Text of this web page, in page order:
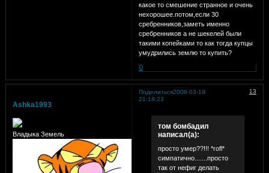
какое то смешение странное и очень
нехорошее.потом,если 30
сребренников,заметь именно
сребренников а не шекелей были
такими копейками то как тогда купцы
умудрились землю то купить?
0
Поделиться 13
2008-03-19
21:18:23
Ashka1993
Владыка Земель
том бомбадил
написал(а):
просто умер??!!! *rofl*
симпатично.......просто
так от нефиг делать